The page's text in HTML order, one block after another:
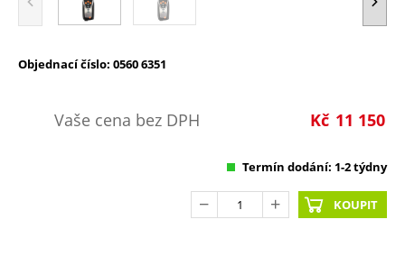
Objednací číslo: 0560 6351
Vaše cena bez DPH 11 150
Kč
Termín dodání: 1-2 týdny
KOUPIT